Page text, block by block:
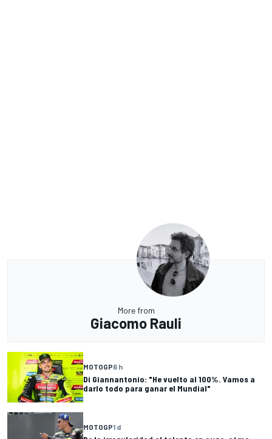
More from
Giacomo Rauli
MOTOGP6 h
Di Giannantonio: "He vuelto al 100%. Vamos a
darlo todo para ganar el Mundial"
MOTOGP1 d